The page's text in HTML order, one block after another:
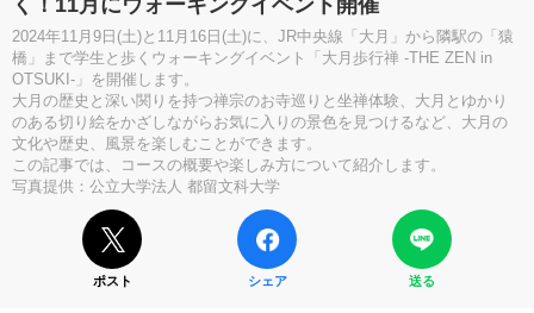
く！11月にウォーキングイベント開催
2024年11月9日(土)と11月16日(土)に、JR中央線「大月」から隣駅の「猿
橋」まで学生と歩くウォーキングイベント「大月歩行禅 -THE ZEN in
OTSUKI-」を開催します。
大月の歴史と深い関りを持つ禅宗のお寺巡りと坐禅体験、大月とゆかり
のある切り絵をかざしながらお気に入りの景色を見つけるなど、大月の
文化や歴史、風景を楽しむことができます。
この記事では、コースの概要や楽しみ方について紹介します。
写真提供：公立大学法人 都留文科大学
ポスト シェア 送る